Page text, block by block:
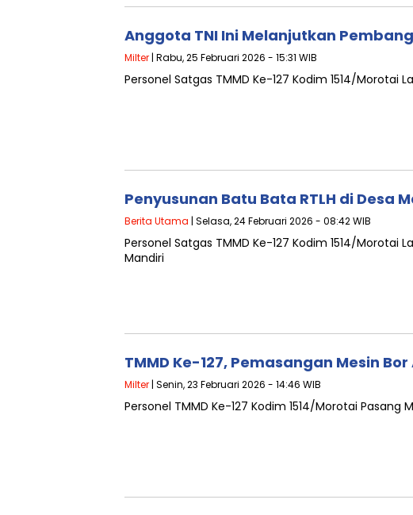
Anggota TNI Ini Melanjutkan
Milter | Rabu, 25 Februari 2026 - 15:31 WIB
Personel Satgas TMMD Ke-127 Kodim 1514/Morotai
Penyusunan Batu Bata RTLH di Desa
Berita Utama | Selasa, 24 Februari 2026 - 08:42 WIB
Personel Satgas TMMD Ke-127 Kodim 1514/Morotai
Mandiri
TMMD Ke-127, Pemasangan Mesin
Milter | Senin, 23 Februari 2026 - 14:46 WIB
Personel TMMD Ke-127 Kodim 1514/Morotai Pasang